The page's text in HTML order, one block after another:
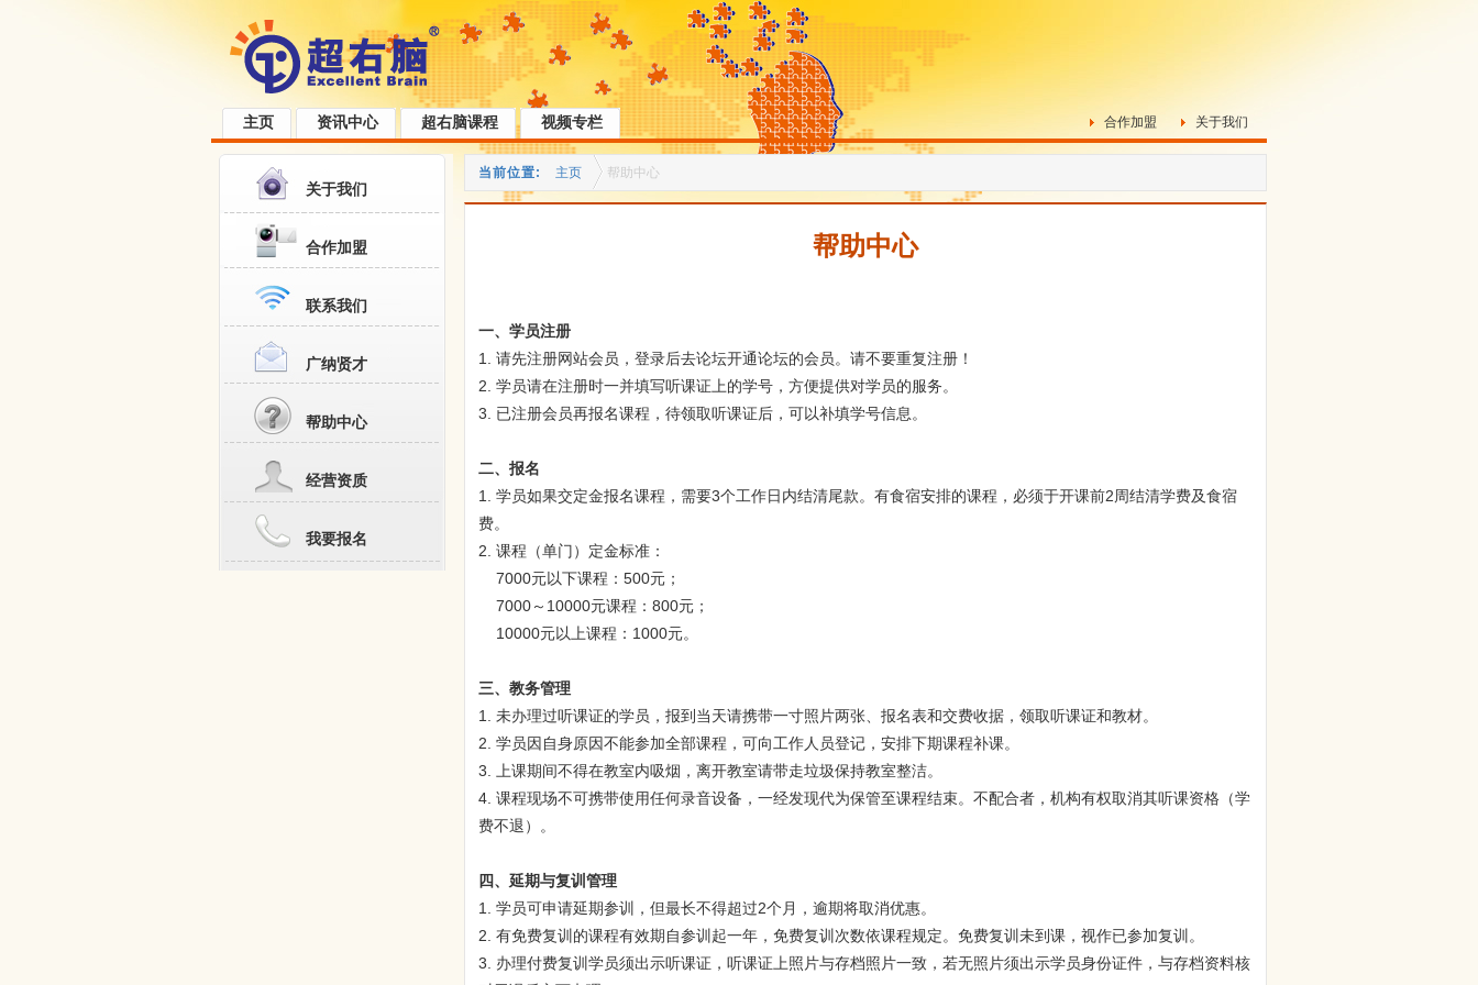
主页 资讯中心 超右脑课程 视频专栏 关于我们
合作加盟
当前位置: 主页 帮助中心
帮助中心
一、 学员注册
1.
请先注册网站会员，登录后去论坛开通论坛的会员。请不要重复注册！
2. 学员请在注册时一并填写听课证上的学号，方便提供对学员的服务。
3.
已注册会员再报名课程，待领取听课证后，可以补填学号信息。
二、 报名
1.
学员如果交定金报名课程，需要3个工作日内结清尾款。有食宿安排的课程，必须于开课前2周结清学费及食宿
费。
2. 课程（单门）定金标准：
7000元以下课程：500元；
7000～10000元课程：800元；
10000元以上课程：1000元。
三、 教务管理
1.
未办理过听课证的学员，报到当天请携带一寸照片两张、报名表和交费收据，领取听课证和教材。
2. 学员因自身原因不能参加全部课程，可向工作人员登记，安排下期课程补课。
3.
上课期间不得在教室内吸烟，离开教室请带走垃圾保持教室整洁。
4. 课程现场不可携带使用任何录音设备，一经发现代为保管至课程结束。不配合者，机构有权取消其听课资格（学
费不退）。
四、 延期与复训管理
1.
学员可申请延期参训，但最长不得超过2个月，逾期将取消优惠。
2. 有免费复训的课程有效期自参训起一年，免费复训次数依课程规定。免费复训未到课，视作已参加复训。
3.
办理付费复训学员须出示听课证，听课证上照片与存档照片一致，若无照片须出示学员身份证件，与存档资料核
关于我们
合作加盟
联系我们
广纳贤才
帮助中心
经营资质
我要报名